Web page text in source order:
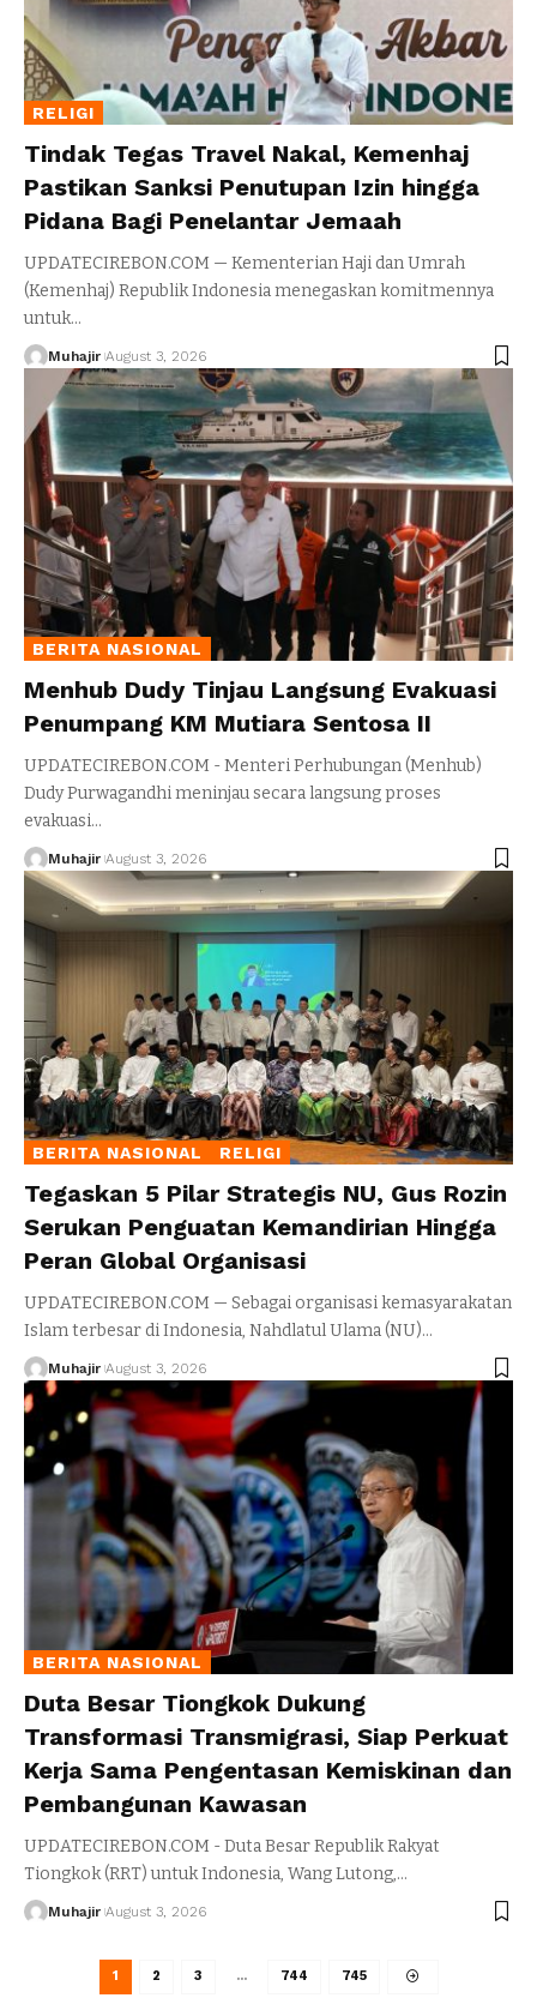
RELIGI
Tindak Tegas Travel Nakal, Kemenhaj
Pastikan Sanksi Penutupan Izin hingga
Pidana Bagi Penelantar Jemaah
UPDATECIREBON.COM — Kementerian Haji dan Umrah
(Kemenhaj) Republik Indonesia menegaskan komitmennya
untuk…
Muhajir August 3, 2026
BERITA NASIONAL
Menhub Dudy Tinjau Langsung Evakuasi
Penumpang KM Mutiara Sentosa II
UPDATECIREBON.COM - Menteri Perhubungan (Menhub)
Dudy Purwagandhi meninjau secara langsung proses
evakuasi…
Muhajir August 3, 2026
BERITA NASIONAL RELIGI
Tegaskan 5 Pilar Strategis NU, Gus Rozin
Serukan Penguatan Kemandirian Hingga
Peran Global Organisasi
UPDATECIREBON.COM — Sebagai organisasi kemasyarakatan
Islam terbesar di Indonesia, Nahdlatul Ulama (NU)…
Muhajir August 3, 2026
BERITA NASIONAL
Duta Besar Tiongkok Dukung
Transformasi Transmigrasi, Siap Perkuat
Kerja Sama Pengentasan Kemiskinan dan
Pembangunan Kawasan
UPDATECIREBON.COM - Duta Besar Republik Rakyat
Tiongkok (RRT) untuk Indonesia, Wang Lutong,…
Muhajir August 3, 2026
1 2 3 … 744 745